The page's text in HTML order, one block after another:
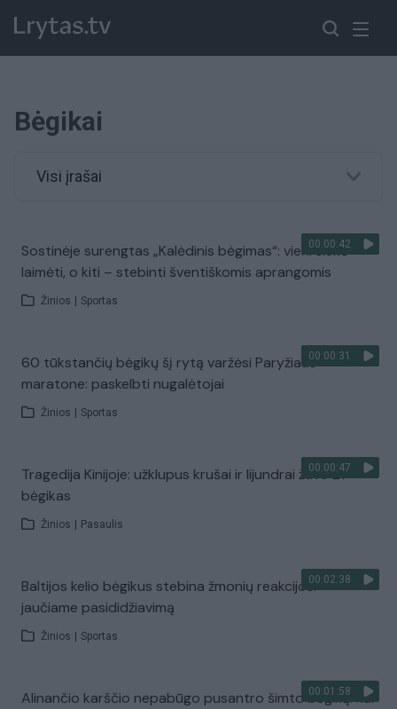
Bėgikai
Visi įrašai
00:00:42
Sostinėje surengtas „Kalėdinis bėgimas“: vieni siekė
laimėti, o kiti – stebinti šventiškomis aprangomis
Žinios Sportas
00:00:31
60 tūkstančių bėgikų šį rytą varžėsi Paryžiaus
maratone: paskelbti nugalėtojai
Žinios Sportas
00:00:47
Tragedija Kinijoje: užklupus krušai ir lijundrai žuvo 21
bėgikas
Žinios Pasaulis
00:02:38
Baltijos kelio bėgikus stebina žmonių reakcijos:
jaučiame pasididžiavimą
Žinios Sportas
00:01:58
Alinančio karščio nepabūgo pusantro šimto bėgikų: kai